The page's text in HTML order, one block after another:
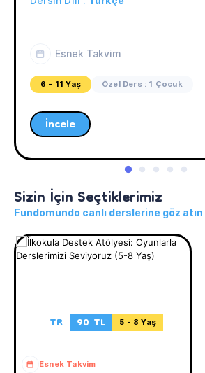
Esnek Takvim
6 - 11 Yaş Özel Ders : 1 Çocuk
İncele
Sizin İçin Seçtiklerimiz
Fundomundo canlı derslerine göz atın
TR 90 TL 5 - 8 Yaş
Esnek Takvim